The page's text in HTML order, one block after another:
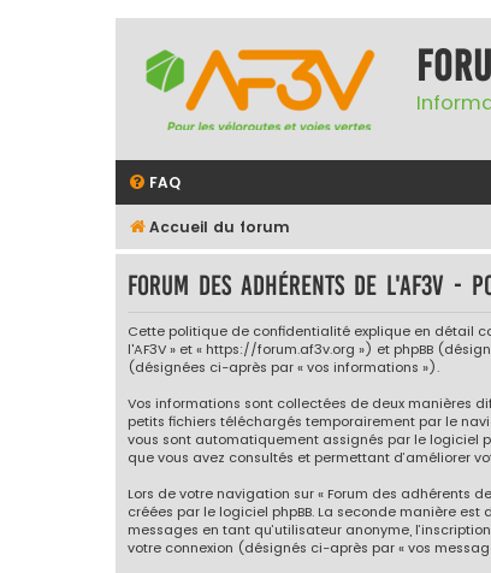
FAQ
Accueil du forum
Forum des adhérents de l'AF3V -
Cette politique de confidentialité explique en détail
l'AF3V » et « https://forum.af3v.org ») et phpBB
(désignées ci-après par « vos informations »).
Vos informations sont collectées de deux manières
petits fichiers téléchargés temporairement par le
vous sont automatiquement assignés par le logiciel
que vous avez consultés et permettant d’améliorer
Lors de votre navigation sur « Forum des adhérents
créées par le logiciel phpBB. La seconde manière
messages en tant qu’utilisateur anonyme,
votre connexion (désignés ci-après par « vos